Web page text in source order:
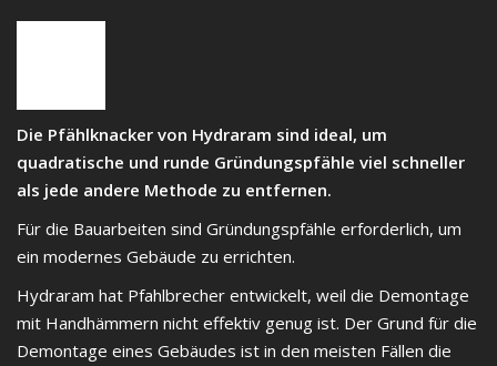
Die Pfählknacker von Hydraram sind ideal, um
quadratische und runde Gründungspfähle viel schneller
als jede andere Methode zu entfernen.
Für die Bauarbeiten sind Gründungspfähle erforderlich, um
ein modernes Gebäude zu errichten.
Hydraram hat Pfahlbrecher entwickelt, weil die Demontage
mit Handhämmern nicht effektiv genug ist. Der Grund für die
Demontage eines Gebäudes ist in den meisten Fällen die